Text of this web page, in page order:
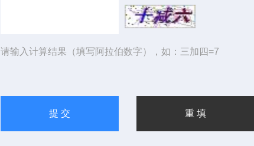
请输入计算结果（填写阿拉伯数字），如：三加四=7